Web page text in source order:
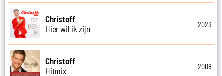
Christoff
Hier wil ik zijn
2023
Christoff
Hitmix
2008